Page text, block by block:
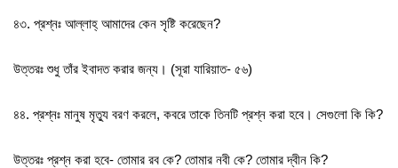
৪৩. প্রশ্নঃ আল্লাহ্‌ আমাদের কেন সৃষ্টি করেছেন?
উত্তরঃ শুধু তাঁর ইবাদত করার জন্য। (সূরা যারিয়াত- ৫৬)
৪৪. প্রশ্নঃ মানুষ মৃত্যু বরণ করলে, কবরে তাকে তিনটি প্রশ্ন করা হবে। সেগুলো কি কি?
উত্তরঃ প্রশ্ন করা হবে- তোমার রব কে? তোমার নবী কে? তোমার দ্বীন কি?